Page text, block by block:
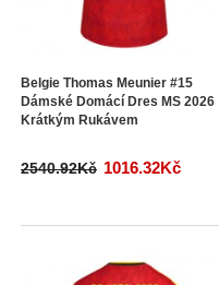
Belgie Thomas Meunier #15
Dámské Domácí Dres MS 2026
Krátkým Rukávem
2540.92Kč 1016.32Kč